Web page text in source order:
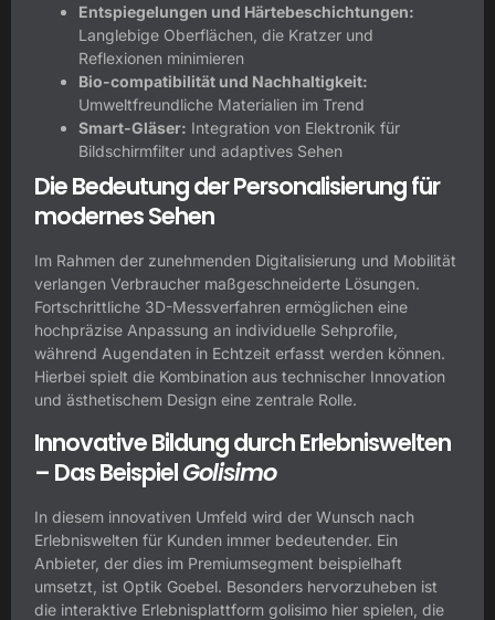
Entspiegelungen und Härtebeschichtungen:
Langlebige Oberflächen, die Kratzer und
Reflexionen minimieren
Bio-compatibilität und Nachhaltigkeit:
Umweltfreundliche Materialien im Trend
Smart-Gläser: Integration von Elektronik für
Bildschirmfilter und adaptives Sehen
Die Bedeutung der Personalisierung für
modernes Sehen
Im Rahmen der zunehmenden Digitalisierung und Mobilität
verlangen Verbraucher maßgeschneiderte Lösungen.
Fortschrittliche 3D-Messverfahren ermöglichen eine
hochpräzise Anpassung an individuelle Sehprofile,
während Augendaten in Echtzeit erfasst werden können.
Hierbei spielt die Kombination aus technischer Innovation
und ästhetischem Design eine zentrale Rolle.
Innovative Bildung durch Erlebniswelten
– Das BeispielGolisimo
In diesem innovativen Umfeld wird der Wunsch nach
Erlebniswelten für Kunden immer bedeutender. Ein
Anbieter, der dies im Premiumsegment beispielhaft
umsetzt, ist Optik Goebel. Besonders hervorzuheben ist
die interaktive Erlebnisplattform golisimo hier spielen, die